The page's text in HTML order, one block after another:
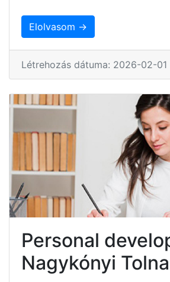
Elolvasom →
Létrehozás dátuma: 2026-02-01
Personal
Nagykónyi